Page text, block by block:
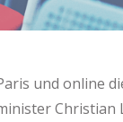
und online